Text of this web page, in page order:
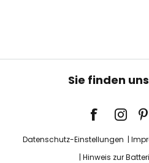
Sie finden
Datenschutz-Einstellungen
Hinweis zur